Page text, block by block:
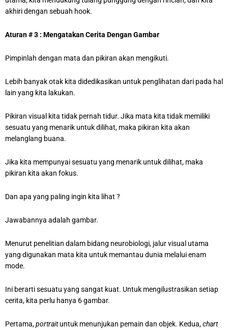
akhiri dengan sebuah hook.
Aturan # 3 : Mengatakan Cerita Dengan Gambar
Pimpinlah dengan mata dan pikiran akan mengikuti.
Lebih banyak otak kita didedikasikan untuk penglihatan dari pada hal
lain yang kita lakukan.
Pikiran visual kita tidak pernah tidur. Jika mata kita tidak memiliki
sesuatu yang menarik untuk dilihat, maka pikiran kita akan
melanglang buana.
Jika kita mempunyai sesuatu yang menarik untuk dilihat, maka
pikiran kita akan fokus.
Dan apa yang paling ingin kita lihat ?
Jawabannya adalah gambar.
Menurut penelitian dalam bidang neurobiologi, jalur visual utama
yang digunakan mata kita untuk memantau dunia melalui enam
mode.
Ini berarti sesuatu yang sangat kuat. Untuk mengilustrasikan setiap
cerita, kita perlu hanya 6 gambar.
Pertama,portraituntuk menunjukan pemain dan objek. Kedua,chart